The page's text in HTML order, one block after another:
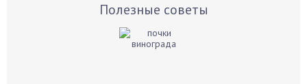
Полезные советы